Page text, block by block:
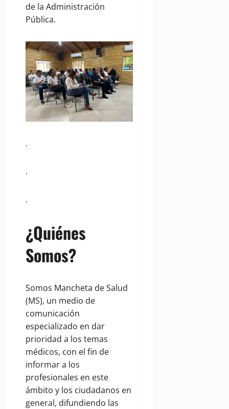
de la Administración
Pública.
.
.
.
¿Quiénes
Somos?
Somos Mancheta de Salud
(MS), un medio de
comunicación
especializado en dar
prioridad a los temas
médicos, con el fin de
informar a los
profesionales en este
ámbito y los ciudadanos en
general, difundiendo las